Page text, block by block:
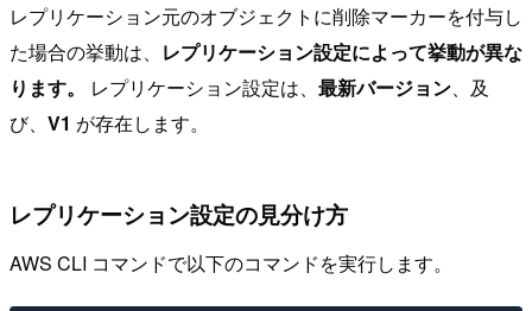
レプリケーション元のオブジェクトに削除マーカーを付与し
た場合の挙動は、 レプリケーション設定によって挙動が異な
ります。
レプリケーション設定は、 最新バージョン、及
び、 V1 が存在します。
レプリケーション設定の見分け方
AWS CLI コマンドで以下のコマンドを実行します。